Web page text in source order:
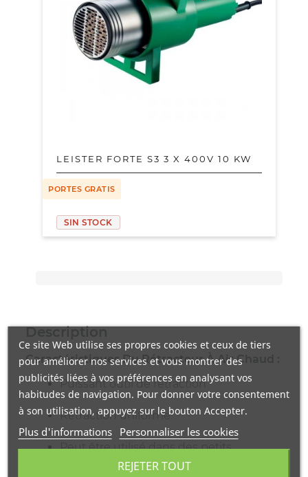
LEISTER FORTE S3 3 X 400V 10 KW
PORTES GRATIS
SIN STOCK
Description
Caractéristiques Du Rétracteur À Air Chaud :
Puissant outil de rétraction
Rétraction uniforme
Peut être utilisé dans des petits
Ce site Web utilise ses propres cookies et ceux de tiers
pour améliorer nos services et vous montrer des
publicités liées à vos préférences en analysant vos
habitudes de navigation. Pour donner votre consentement
à son utilisation, appuyez sur le bouton Accepter.
Plus d'informations Personnaliser les cookies
REJETER TOUT